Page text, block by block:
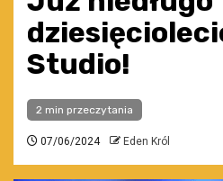
Studio!
2 min przeczytania
07/06/2024 Eden Król